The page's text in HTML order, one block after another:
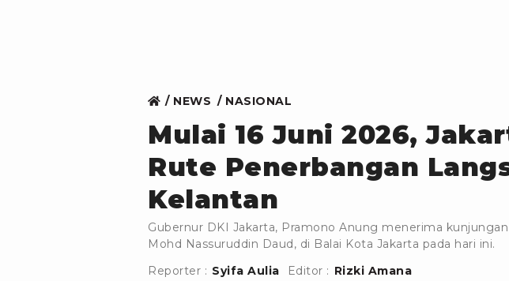
NEWS NASIONAL
Mulai 16 Juni 2026,
Rute Penerbangan
Kelantan
Gubernur DKI Jakarta, Pramono Anung menerima
Mohd Nassuruddin Daud, di Balai Kota Jakarta pada hari ini.
Reporter : Syifa Aulia Editor : Rizki Amana